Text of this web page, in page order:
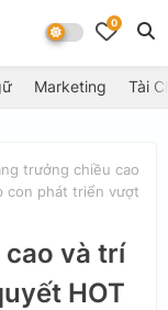
0
Marketing Tài
trưởng chiều cao
con phát triển vượt
và trí
HOT